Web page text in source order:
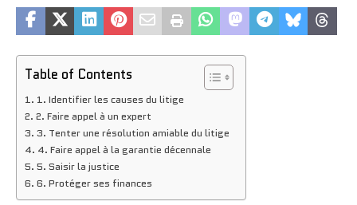
Table of Contents
1. Identifier les causes du litige
2. Faire appel à un expert
3. Tenter une résolution amiable du litige
4. Faire appel à la garantie décennale
5. Saisir la justice
6. Protéger ses finances